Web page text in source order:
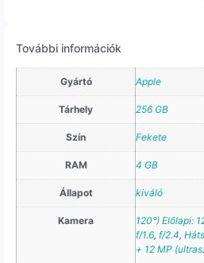
További információk
Gyártó Apple
Tárhely 256 GB
Szín Fekete
RAM 4 GB
Állapot kiváló
Kamera 120°) Előlapi:
f/1.6, f/2.4,
+ 12 MP